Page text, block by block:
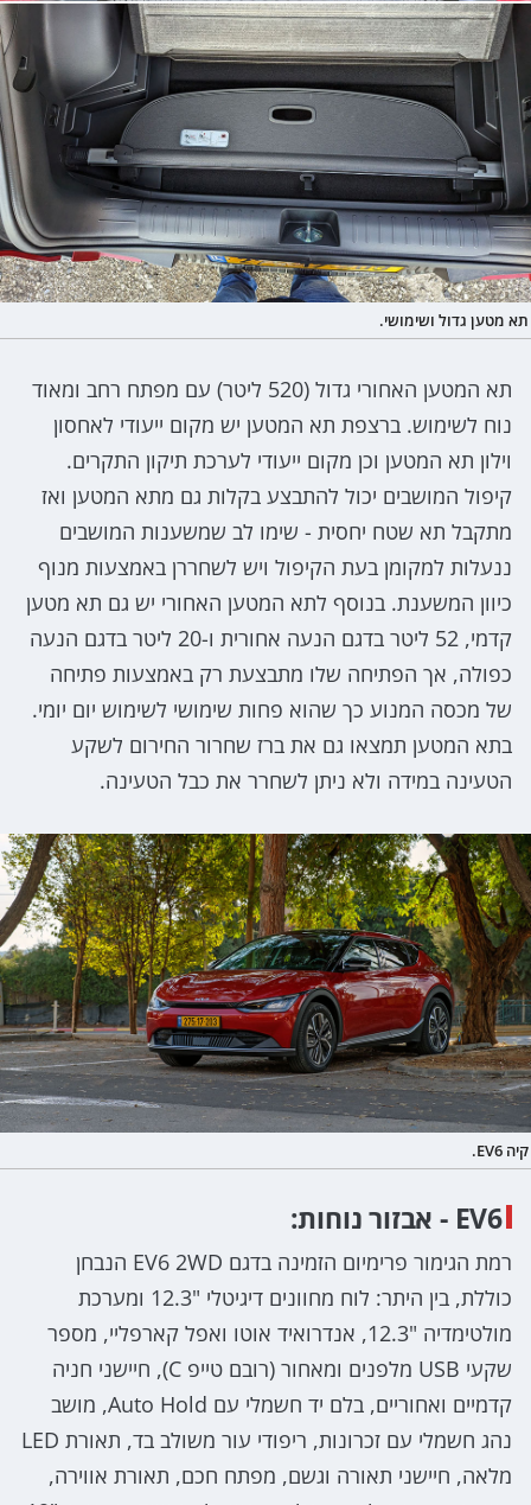
תא מטען גדול ושימושי.
תא המטען האחורי גדול (520 ליטר) עם מפתח רחב ומאוד
נוח לשימוש. ברצפת תא המטען יש מקום ייעודי לאחסון
וילון תא המטען וכן מקום ייעודי לערכת תיקון התקרים.
קיפול המושבים יכול להתבצע בקלות גם מתא המטען ואז
מתקבל תא שטח יחסית - שימו לב שמשענות המושבים
ננעלות למקומן בעת הקיפול ויש לשחררן באמצעות מנוף
כיוון המשענת. בנוסף לתא המטען האחורי יש גם תא מטען
קדמי, 52 ליטר בדגם הנעה אחורית ו-20 ליטר בדגם הנעה
כפולה, אך הפתיחה שלו מתבצעת רק באמצעות פתיחה
של מכסה המנוע כך שהוא פחות שימושי לשימוש יום יומי.
בתא המטען תמצאו גם את ברז שחרור החירום לשקע
הטעינה במידה ולא ניתן לשחרר את כבל הטעינה.
קיה EV6.
EV6 - אבזור נוחות:
רמת הגימור פרימיום הזמינה בדגם EV6 2WD הנבחן
כוללת, בין היתר: לוח מחוונים דיגיטלי "12.3 ומערכת
מולטימדיה "12.3, אנדרואיד אוטו ואפל קארפליי, מספר
שקעי USB מלפנים ומאחור (רובם טייפ C), חיישני חניה
קדמיים ואחוריים, בלם יד חשמלי עם Auto Hold, מושב
נהג חשמלי עם זכרונות, ריפודי עור משולב בד, תאורת LED
מלאה, חיישני תאורה וגשם, מפתח חכם, תאורת אווירה,